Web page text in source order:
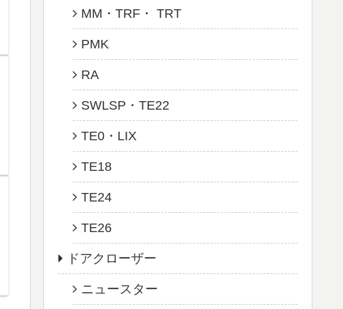
MM・TRF・ TRT
PMK
RA
SWLSP・TE22
TE0・LIX
TE18
TE24
TE26
ドアクローザー
ニュースター